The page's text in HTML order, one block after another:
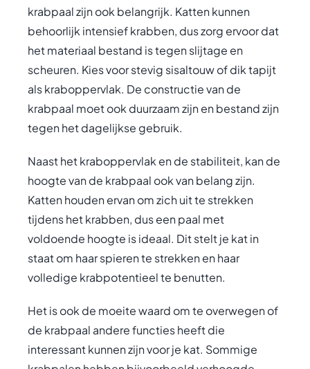
krabpaal zijn ook belangrijk. Katten kunnen
behoorlijk intensief krabben, dus zorg ervoor dat
het materiaal bestand is tegen slijtage en
scheuren. Kies voor stevig sisaltouw of dik tapijt
als kraboppervlak. De constructie van de
krabpaal moet ook duurzaam zijn en bestand zijn
tegen het dagelijkse gebruik.
Naast het kraboppervlak en de stabiliteit, kan de
hoogte van de krabpaal ook van belang zijn.
Katten houden ervan om zich uit te strekken
tijdens het krabben, dus een paal met
voldoende hoogte is ideaal. Dit stelt je kat in
staat om haar spieren te strekken en haar
volledige krabpotentieel te benutten.
Het is ook de moeite waard om te overwegen of
de krabpaal andere functies heeft die
interessant kunnen zijn voor je kat. Sommige